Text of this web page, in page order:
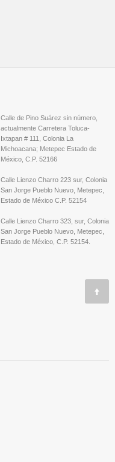
Calle de Pino Suárez sin número,
actualmente Carretera Toluca-
Ixtapan # 111, Colonia La
Michoacana; Metepec Estado de
México, C.P. 52166
Calle Lienzo Charro 223 sur, Colonia
San Jorge Pueblo Nuevo, Metepec,
Estado de México C.P. 52154
Calle Lienzo Charro 323, sur, Colonia
San Jorge Pueblo Nuevo, Metepec,
Estado de México, C.P. 52154.